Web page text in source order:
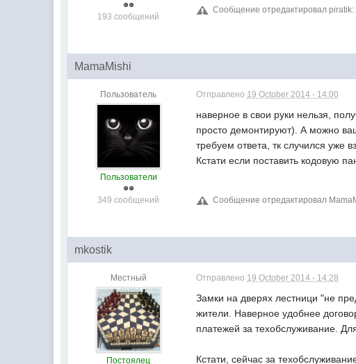
193 сообщений
Сообщение отредактировал piratik:
MamaMishi
Пользователь
Пользователи
349 сообщений
Отправлено 19 October 2014 - 14:00
наверное в свои руки нельзя,
просто демонтируют). А можно
требуем ответа, тк случился уже
Кстати если поставить кодовую
Сообщение отредактировал
mkostik
Местный
Постоялец
Отправлено 19 October 2014 - 14:28
Замки на дверях лестници "не
жители. Наверное удобнее
платежей за техобслуживание.
Кстати, сейчас за